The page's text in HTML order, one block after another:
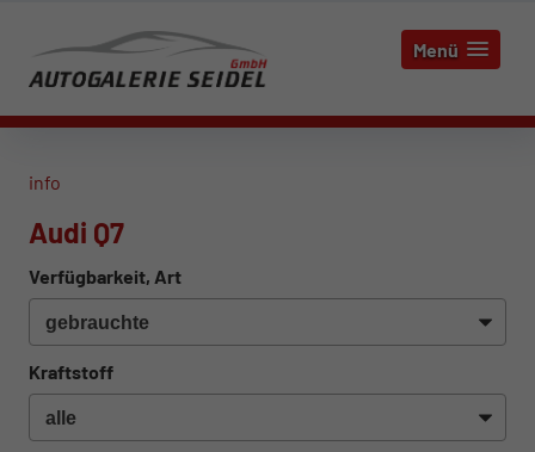
Menü
info
Audi Q7
Verfügbarkeit, Art
Kraftstoff